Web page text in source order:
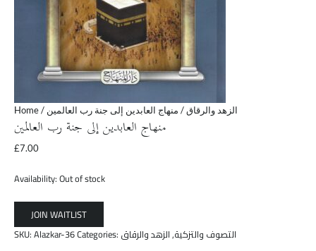
Home/ الزهد والرقاق/ منهاج العابدين إلى جنة رب العالمين
منهاج العابدين إلى جنة رب العالمين
£7.00
Availability:Out of stock
SKU:Alazkar-36Categories: التصوف والتزكية,الزهد والرقاق